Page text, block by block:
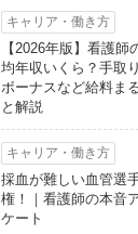
キャリア・働き方
【2026年版】看護師
均年収いくら？手取り
ボーナスなど給料ま
と解説
キャリア・働き方
採血が難しい血管選
権！｜看護師の本音
ケート